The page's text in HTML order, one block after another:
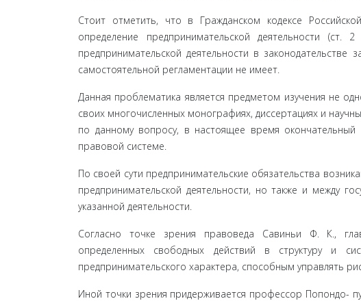
Стоит отметить, что в Гражданском кодексе
определение предпринимательской деятельности
предпринимательской деятель­ности в законодательстве
самостоятельной регламентации не имеет.
Данная проблематика является предметом изучения не
своих многочисленных монографиях, диссертациях и
по данному вопросу, в настоящее время
правовой системе.
По своей сути предпринимательские обязательства
предпринимательской деятельности, но также и между
указанной деятельности.
Согласно точке зрения правоведа Савиньи Ф. К.,
определенных свободных действий в структуру и
предпринимательского характера, способным управлять
Иной точки зрения придерживается профессор Попондо-